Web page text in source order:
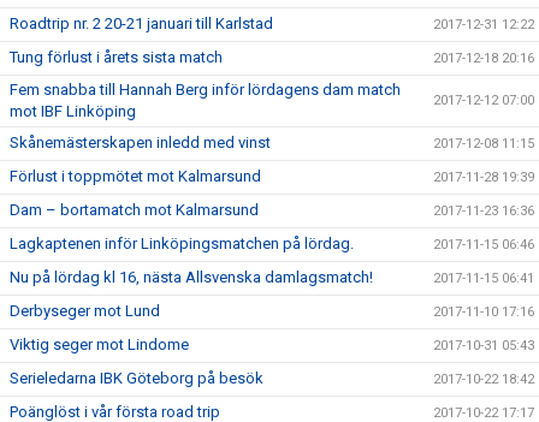
Roadtrip nr. 2 20-21 januari till Karlstad 2017-12-31 12:22
Tung förlust i årets sista match 2017-12-18 20:16
Fem snabba till Hannah Berg inför lördagens dam match
mot IBF Linköping
2017-12-12 07:00
Skånemästerskapen inledd med vinst 2017-12-08 11:15
Förlust i toppmötet mot Kalmarsund 2017-11-28 19:39
Dam – bortamatch mot Kalmarsund 2017-11-23 16:36
Lagkaptenen inför Linköpingsmatchen på lördag. 2017-11-15 06:46
Nu på lördag kl 16, nästa Allsvenska damlagsmatch! 2017-11-15 06:41
Derbyseger mot Lund 2017-11-10 17:16
Viktig seger mot Lindome 2017-10-31 05:43
Serieledarna IBK Göteborg på besök 2017-10-22 18:42
Poänglöst i vår första road trip 2017-10-22 17:17